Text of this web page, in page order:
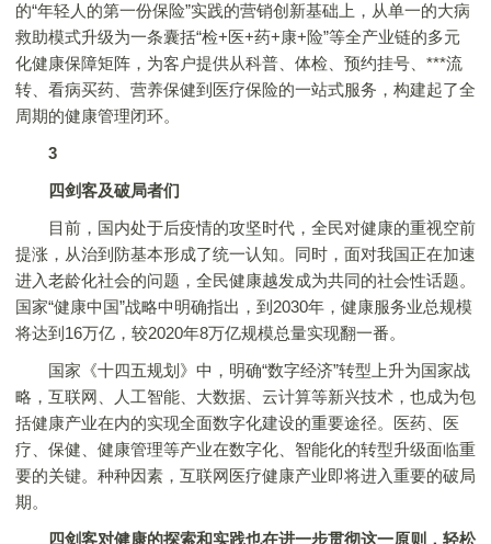
的“年轻人的第一份保险”实践的营销创新基础上，从单一的大病
救助模式升级为一条囊括“检+医+药+康+险”等全产业链的多元
化健康保障矩阵，为客户提供从科普、体检、预约挂号、***流
转、看病买药、营养保健到医疗保险的一站式服务，构建起了全
周期的健康管理闭环。
3
四剑客及破局者们
目前，国内处于后疫情的攻坚时代，全民对健康的重视空前
提涨，从治到防基本形成了统一认知。同时，面对我国正在加速
进入老龄化社会的问题，全民健康越发成为共同的社会性话题。
国家“健康中国”战略中明确指出，到2030年，健康服务业总规模
将达到16万亿，较2020年8万亿规模总量实现翻一番。
国家《十四五规划》中，明确“数字经济”转型上升为国家战
略，互联网、人工智能、大数据、云计算等新兴技术，也成为包
括健康产业在内的实现全面数字化建设的重要途径。医药、医
疗、保健、健康管理等产业在数字化、智能化的转型升级面临重
要的关键。种种因素，互联网医疗健康产业即将进入重要的破局
期。
四剑客对健康的探索和实践也在进一步贯彻这一原则，轻松